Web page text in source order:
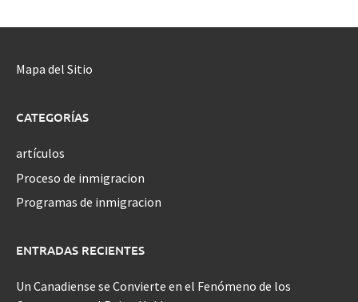
Mapa del Sitio
CATEGORÍAS
artículos
Proceso de inmigracion
Programas de inmigracion
ENTRADAS RECIENTES
Un Canadiense se Convierte en el Fenómeno de los